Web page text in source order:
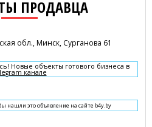
ПРОДАВЦА
обл., Минск, Сурганова 61
Новые объекты готового бизнеса в
канале
нашли это объявление на сайте b4y.by